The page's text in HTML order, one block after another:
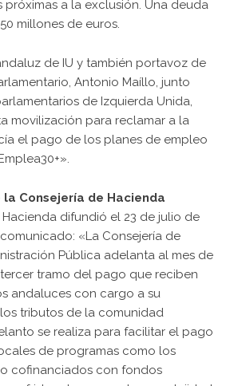
próximas a la exclusión. Una deuda
millones de euros.
de IU y también portavoz de
Antonio Maíllo, junto
de Izquierda Unida,
movilización para reclamar a la
el pago de los planes de empleo
Consejería de Hacienda
Hacienda difundió el 23 de julio de
«La Consejería de
Pública adelanta al mes de
tramo del pago que reciben
andaluces con cargo a su
tributos de la comunidad
se realiza para facilitar el pago
de programas como los
cofinanciados con fondos